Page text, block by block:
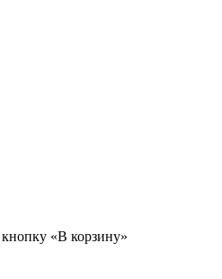
«В корзину»